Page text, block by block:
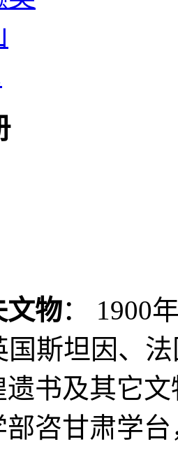
文物： 1900
国斯坦因、
遗书及其它
部咨甘肃学